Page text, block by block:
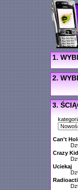
1.
2.
3.
Can't
Crazy
Uciekaj